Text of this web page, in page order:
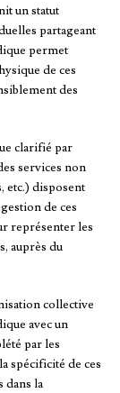
un statut
partageant
permet
de ces
des
clarifié par
services non
etc.) disposent
de ces
représenter les
auprès du
collective
avec un
par les
spécificité de ces
dans la